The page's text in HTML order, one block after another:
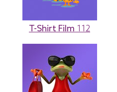
T-Shirt Film 112